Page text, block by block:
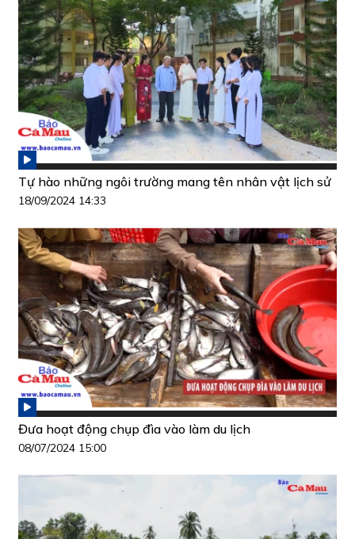
Tự hào những ngôi trường mang tên nhân vật lịch sử
18/09/2024 14:33
Đưa hoạt động chụp đìa vào làm du lịch
08/07/2024 15:00